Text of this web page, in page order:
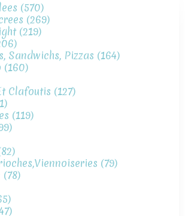
(570)
(269)
(219)
Sandwichs, Pizzas (164)
(160)
Clafoutis (127)
(119)
(79)
(78)